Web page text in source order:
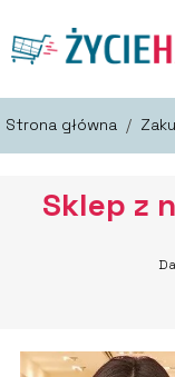
Strona główna /
Sklep z